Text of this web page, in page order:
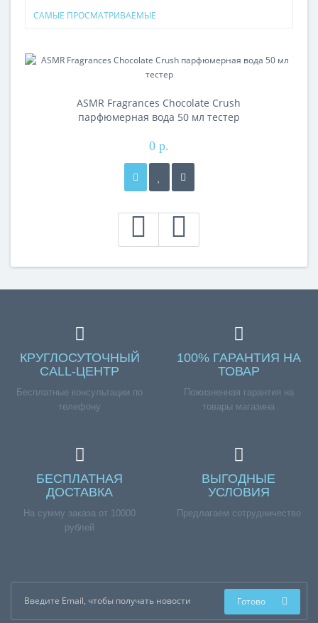
САМЫЕ ПРОСМАТРИВАЕМЫЕ
ASMR Fragrances Chocolate Crush
парфюмерная вода 50 мл тестер
0 р.
КРУГЛОСУТОЧНЫЙ
CALL-ЦЕНТР
Бесплатные консультации по
телефону
100% ГАРАНТИЯ НА
ТОВАР
Пожизненная гарантия на
товары магазина
БЕСПЛАТНАЯ
ДОСТАВКА
На сумму заказа от 10000
рублей
ВЫГОДНЫЕ
УСЛОВИЯ
Предлагаем сотрудничество
Готово